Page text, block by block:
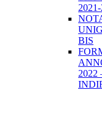
BIS
2022